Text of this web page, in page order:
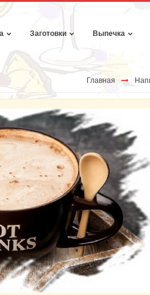
Заготовки Выпечка
Главная